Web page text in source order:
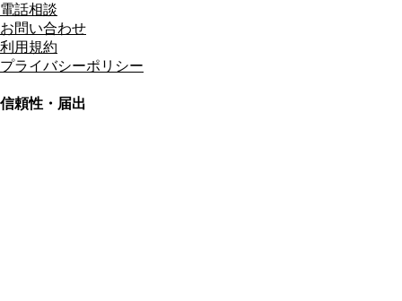
電話相談
お問い合わせ
利用規約
プライバシーポリシー
信頼性・届出